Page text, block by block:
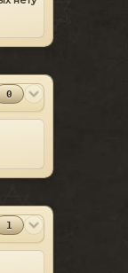
0
1